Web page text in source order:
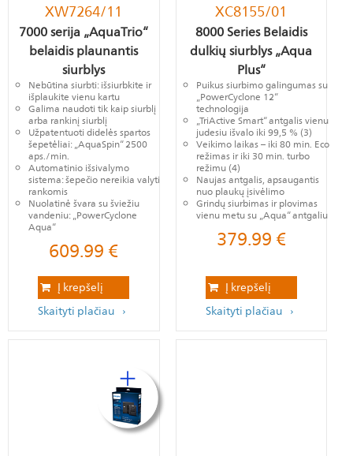
XW7264/11
7000 serija „AquaTrio“
belaidis plaunantis
siurblys
Nebūtina siurbti: išsiurbkite ir
išplaukite vienu kartu
Galima naudoti tik kaip siurblį
arba rankinį siurblį
Užpatentuoti didelės spartos
šepetėliai: „AquaSpin“ 2500
aps./min.
Automatinio išsivalymo
sistema: šepečio nereikia valyti
rankomis
Nuolatinė švara su šviežiu
vandeniu: „PowerCyclone
Aqua“
609.99€
Į krepšelį
Skaityti plačiau
XC8155/01
8000 Series Belaidis
dulkių siurblys „Aqua
Plus“
Puikus siurbimo galingumas su
„PowerCyclone 12“
technologija
„TriActive Smart“ antgalis vienu
judesiu išvalo iki 99,5 % (3)
Veikimo laikas – iki 80 min. Eco
režimas ir iki 30 min. turbo
režimu (4)
Naujas antgalis, apsaugantis
nuo plaukų įsivėlimo
Grindų siurbimas ir plovimas
vienu metu su „Aqua“ antgaliu
379.99€
Į krepšelį
Skaityti plačiau